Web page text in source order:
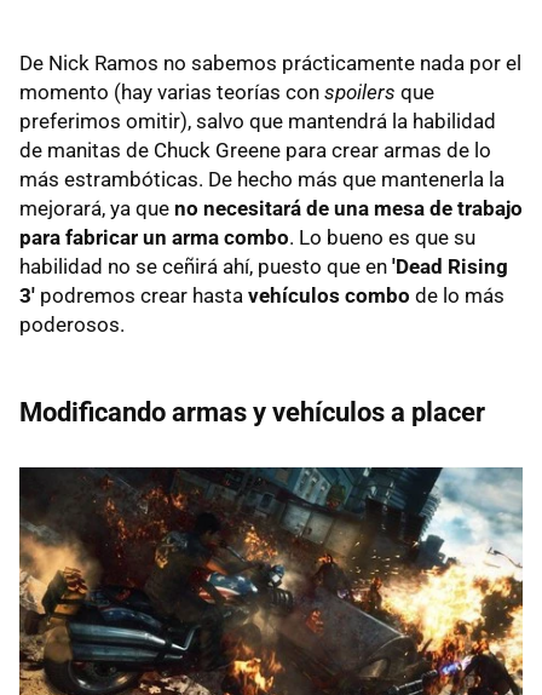
De Nick Ramos no sabemos prácticamente nada por el
momento (hay varias teorías con spoilers que
preferimos omitir), salvo que mantendrá la habilidad
de manitas de Chuck Greene para crear armas de lo
más estrambóticas. De hecho más que mantenerla la
mejorará, ya que no necesitará de una mesa de trabajo
para fabricar un arma combo. Lo bueno es que su
habilidad no se ceñirá ahí, puesto que en 'Dead Rising
3' podremos crear hasta vehículos combo de lo más
poderosos.
Modificando armas y vehículos a placer